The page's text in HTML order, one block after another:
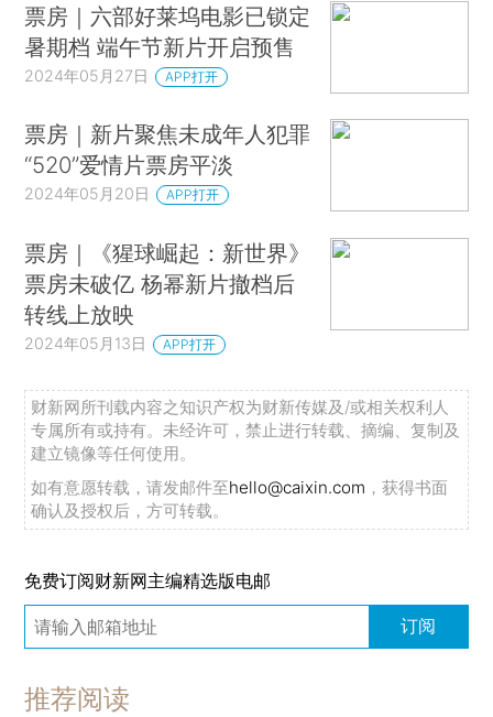
票房｜六部好莱坞电影已锁定
暑期档 端午节新片开启预售
2024年05月27日 APP打开
票房｜新片聚焦未成年人犯罪
“520”爱情片票房平淡
2024年05月20日 APP打开
票房｜《猩球崛起：新世界》
票房未破亿 杨幂新片撤档后
转线上放映
2024年05月13日 APP打开
财新网所刊载内容之知识产权为财新传媒及/或相关权利人
专属所有或持有。未经许可，禁止进行转载、摘编、复制及
建立镜像等任何使用。
如有意愿转载，请发邮件至hello@caixin.com ，获得书面
确认及授权后，方可转载。
免费订阅财新网主编精选版电邮
订阅
推荐阅读